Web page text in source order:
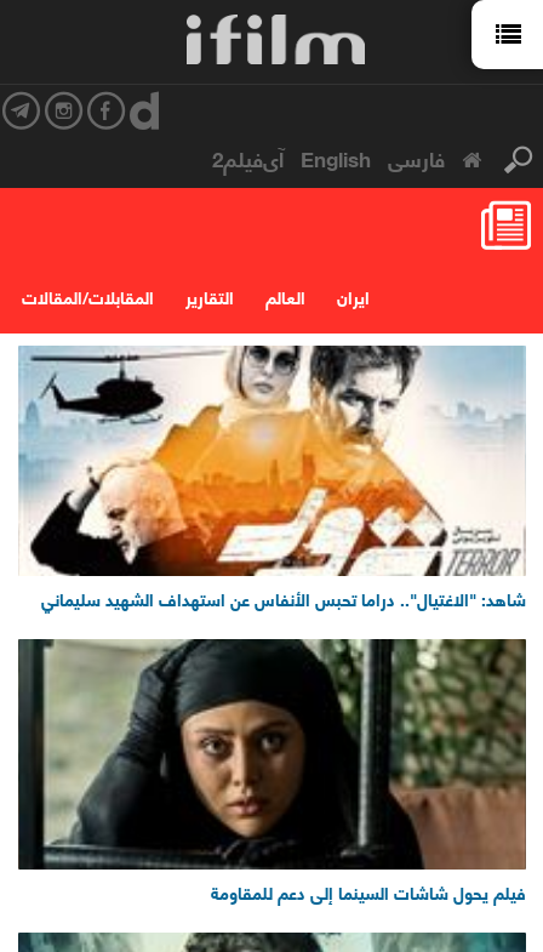
فارسی English آی‌فیلم2
المقابلات/المقالات التقارير العالم ایران
شاهد: "الاغتيال".. دراما تحبس الأنفاس عن استهداف الشهيد سليماني
فيلم يحول شاشات السينما إلى دعم للمقاومة